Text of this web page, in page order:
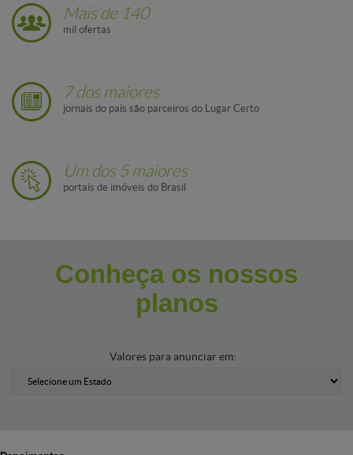
Mais de 140
mil ofertas
7 dos maiores
jornais do país são parceiros do Lugar Certo
Um dos 5 maiores
portais de imóveis do Brasil
Conheça os nossos
planos
Valores para anunciar em: